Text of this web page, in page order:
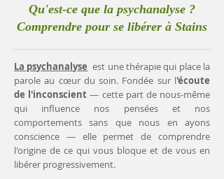
Qu'est-ce que la psychanalyse ?
Comprendre pour se libérer à Stains
La psychanalyse est une thérapie qui place la
parole au cœur du soin. Fondée sur l'écoute
de l'inconscient— cette part de nous-même
qui influence nos pensées et nos
comportements sans que nous en ayons
conscience — elle permet de comprendre
l'origine de ce qui vous bloque et de vous en
libérer progressivement.